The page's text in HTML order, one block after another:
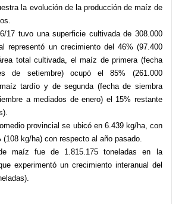
la evolución de la producción de maíz de
17 tuvo una superficie cultivada de 308.000
representó un crecimiento del 46% (97.400
total cultivada, el maíz de primera (fecha
de setiembre) ocupó el 85% (261.000
tardío y de segunda (fecha de siembra
a mediados de enero) el 15% restante
provincial se ubicó en 6.439 kg/ha, con
(108 kg/ha) con respecto al año pasado.
maíz fue de 1.815.175 toneladas en la
experimentó un crecimiento interanual del